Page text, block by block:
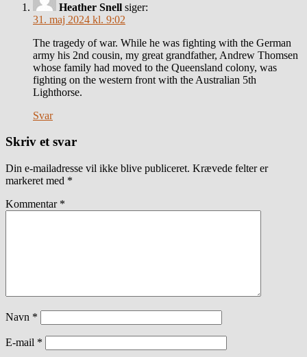
Heather Snell siger:
31. maj 2024 kl. 9:02
The tragedy of war. While he was fighting with the German
army his 2nd cousin, my great grandfather, Andrew Thomsen
whose family had moved to the Queensland colony, was
fighting on the western front with the Australian 5th
Lighthorse.
Svar
Skriv et svar
Din e-mailadresse vil ikke blive publiceret. Krævede felter er
markeret med *
Kommentar *
Navn *
E-mail *